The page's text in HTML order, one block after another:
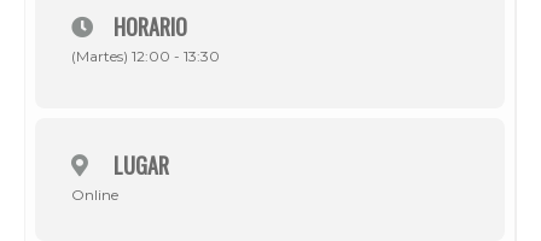
HORARIO
(Martes) 12:00 - 13:30
LUGAR
Online